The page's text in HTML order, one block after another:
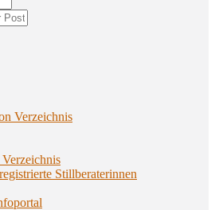
ums Stillen
Verzeichnis
Stillberaterinnen